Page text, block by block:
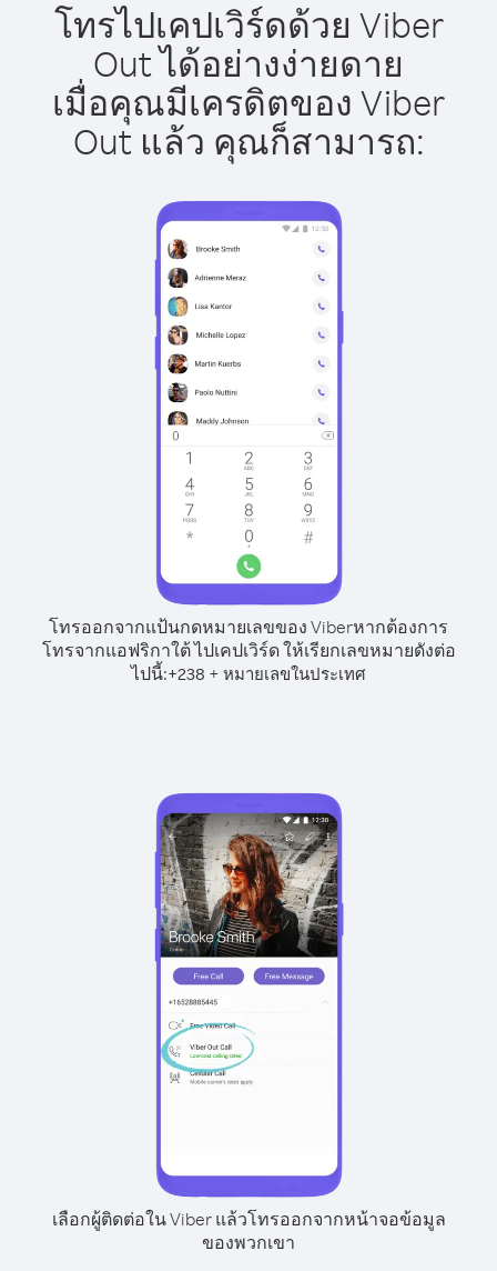
โทรไปเคปเวิร์ดด้วย Viber
Out ได้อย่างง่ายดาย
เมื่อคุณมีเครดิตของ Viber
Out แล้ว คุณก็สามารถ:
โทรออกจากแป้นกดหมายเลขของ Viberหากต้องการ
โทรจากแอฟริกาใต้ ไปเคปเวิร์ด ให้เรียกเลขหมายดังต่อ
ไปนี้:+238 + หมายเลขในประเทศ
เลือกผู้ติดต่อใน Viber แล้วโทรออกจากหน้าจอข้อมูล
ของพวกเขา